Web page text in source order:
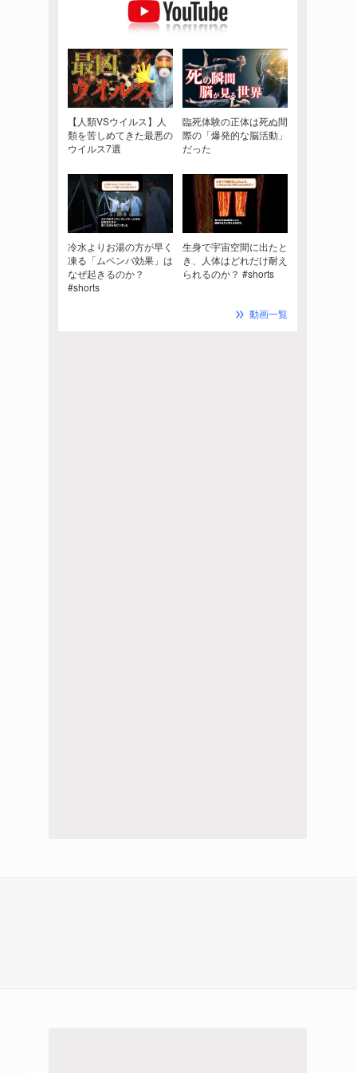
【人類VSウイルス】人
類を苦しめてきた最悪の
ウイルス7選
臨死体験の正体は死ぬ間
際の「爆発的な脳活動」
だった
冷水よりお湯の方が早く
凍る「ムペンバ効果」は
なぜ起きるのか？
#shorts
生身で宇宙空間に出たと
き、人体はどれだけ耐え
られるのか？ #shorts
動画一覧